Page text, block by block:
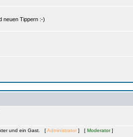
neuen Tippern :-)
und ein Gast. [Administrator ] [ Moderator]